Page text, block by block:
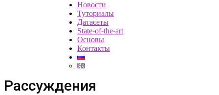
Новости
Туториалы
Датасеты
State-of-the-art
Основы
Контакты
Рассуждения